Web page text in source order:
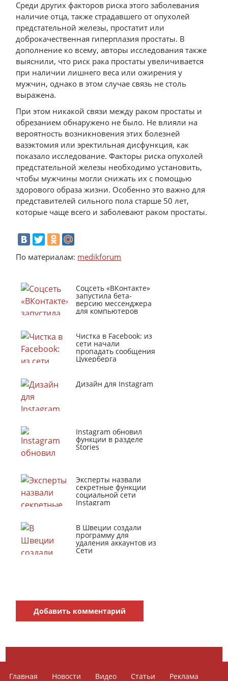
Среди других факторов риска этого заболевания
наличие отца, также страдавшего от опухолей
предстательной железы, простатит или
доброкачественная гиперплазия простаты. В
дополнение ко всему, авторы исследования также
выяснили, что риск рака простаты увеличивается
при наличии лишнего веса или ожирения у
мужчин, однако в этом случае связь не столь
выражена.
При этом никакой связи между раком простаты и
обрезанием обнаружено не было. Не влияли на
вероятность возникновения этих болезней
вазэктомия или эректильная дисфункция, как
показало исследование. Факторы риска опухолей
предстательной железы необходимо установить,
чтобы мужчины могли снижать их с помощью
здорового образа жизни. Особенно это важно для
представителей сильного пола старше 50 лет,
которые чаще всего и заболевают раком простаты.
По материалам: medikforum
Соцсеть «ВКонтакте»
запустила бета-
версию мессенджера
для компьютеров
Чистка в Facebook: из
сети начали
пропадать сообщения
Цукерберга
Дизайн для Instagram
Instagram обновил
функции в разделе
Stories
Эксперты назвали
секретные функции
социальной сети
Instagram
В Швеции создали
программу для
удаления аккаунтов из
Сети
Добавить комментарий
Главная Новости Видео Статьи Реклама